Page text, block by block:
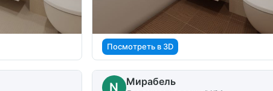
Посмотреть в 3D
N Мирабель